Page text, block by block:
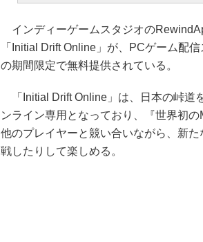
インディーゲームスタジオの
「Initial Drift Online」が、PCゲーム配
の期間限定で無料提供されている。
「Initial Drift Online」は、日本の峠道
ンライン専用となっており、『世界初
他のプレイヤーと競い合いながら、新
戦したりして楽しめる。